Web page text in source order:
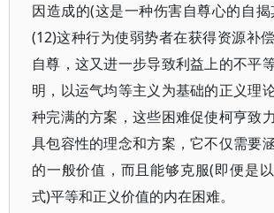
因造成的(这是一种伤害自尊心的自揭
(12)这种行为使弱势者在获得资源补
自尊，这又进一步导致利益上的不平
明，以运气均等主义为基础的正义理
种完满的方案，这些困难促使柯亨致
具包容性的理念和方案，它不仅需要
的一般价值，而且能够克服(即便是
式)平等和正义价值的内在困难。